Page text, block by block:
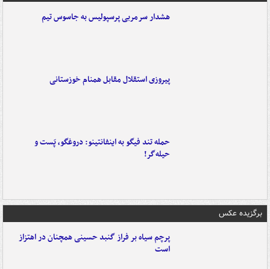
هشدار سرمربی پرسپولیس به جاسوس تیم
پیروزی استقلال مقابل همنام خوزستانی
حمله تند فیگو به اینفانتینو: دروغگو، پَست‌ و
حیله‌گر!
برگزیده عکس
پرچم سیاه بر فراز گنبد حسینی همچنان در اهتزاز
است